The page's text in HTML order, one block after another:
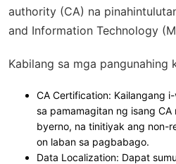
authority (CA) na
and Information Technology
Kabilang sa mga pangunahing
CA Certification: Kailangang
sa pamamagitan ng isang
byerno, na tinitiyak ang non-
on laban sa pagbabago.
Data Localization: Dapat